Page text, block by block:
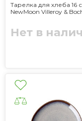
Тарелка для хлеба 16
NewMoon Villeroy &
Нет в